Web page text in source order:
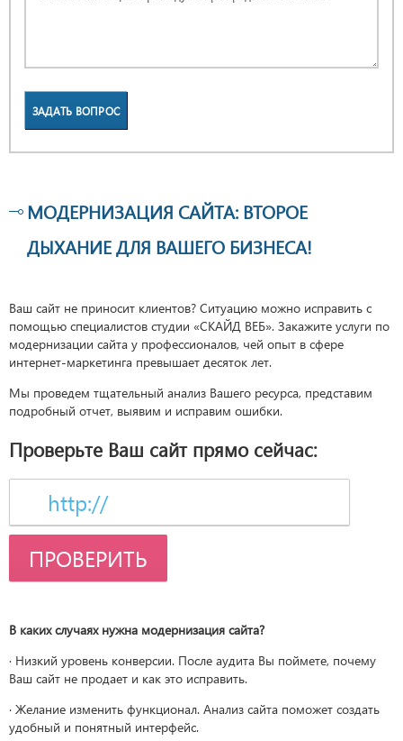
ЗАДАТЬ ВОПРОС
МОДЕРНИЗАЦИЯ САЙТА: ВТОРОЕ
ДЫХАНИЕ ДЛЯ ВАШЕГО БИЗНЕСА!
Ваш сайт не приносит клиентов? Ситуацию можно исправить с
помощью специалистов студии «СКАЙД ВЕБ». Закажите услуги по
модернизации сайта у профессионалов, чей опыт в сфере
интернет-маркетинга превышает десяток лет.
Мы проведем тщательный анализ Вашего ресурса, представим
подробный отчет, выявим и исправим ошибки.
Проверьте Ваш сайт прямо сейчас:
ПРОВЕРИТЬ
В каких случаях нужна модернизация сайта?
· Низкий уровень конверсии. После аудита Вы поймете, почему
Ваш сайт не продает и как это исправить.
· Желание изменить функционал. Анализ сайта поможет создать
удобный и понятный интерфейс.